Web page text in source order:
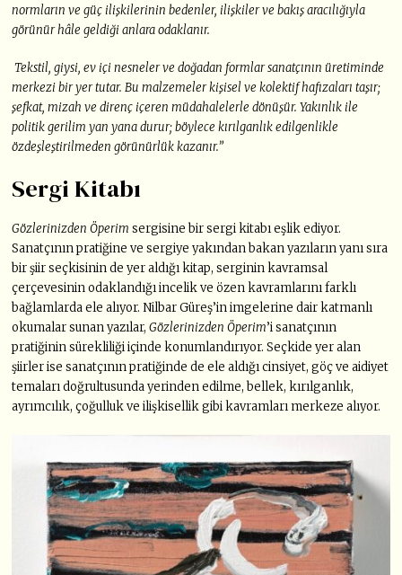
normların ve güç ilişkilerinin bedenler, ilişkiler ve bakış aracılığıyla
görünür hâle geldiği anlara odaklanır.
Tekstil, giysi, ev içi nesneler ve doğadan formlar sanatçının üretiminde
merkezi bir yer tutar. Bu malzemeler kişisel ve kolektif hafızaları taşır;
şefkat, mizah ve direnç içeren müdahalelerle dönüşür. Yakınlık ile
politik gerilim yan yana durur; böylece kırılganlık edilgenlikle
özdeşleştirilmeden görünürlük kazanır.”
Sergi Kitabı
Gözlerinizden Öperim sergisine bir sergi kitabı eşlik ediyor.
Sanatçının pratiğine ve sergiye yakından bakan yazıların yanı sıra
bir şiir seçkisinin de yer aldığı kitap, serginin kavramsal
çerçevesinin odaklandığı incelik ve özen kavramlarını farklı
bağlamlarda ele alıyor. Nilbar Güreş’in imgelerine dair katmanlı
okumalar sunan yazılar,Gözlerinizden Öperim’i sanatçının
pratiğinin sürekliliği içinde konumlandırıyor. Seçkide yer alan
şiirler ise sanatçının pratiğinde de ele aldığı cinsiyet, göç ve aidiyet
temaları doğrultusunda yerinden edilme, bellek, kırılganlık,
ayrımcılık, çoğulluk ve ilişkisellik gibi kavramları merkeze alıyor.